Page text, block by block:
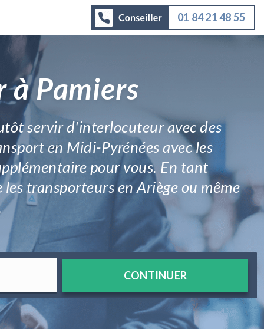
01 84 21 48 55
Pamiers
servir d'interlocuteur avec des
en Midi-Pyrénées avec les
pour vous. En tant
transporteurs en Ariège ou même
CONTINUER